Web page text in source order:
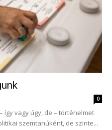
0
így vagy úgy, de – történelmet
szemtanúként, de szinte...